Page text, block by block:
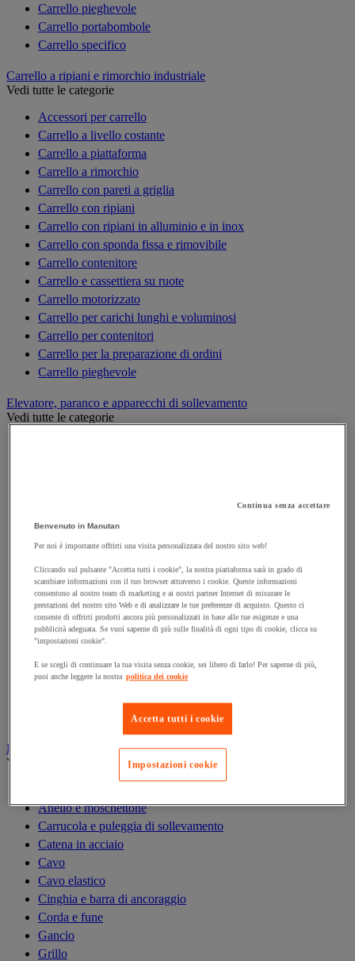
Carrello pieghevole
Carrello portabombole
Carrello specifico
Carrello a ripiani e rimorchio industriale
Vedi tutte le categorie
Accessori per carrello
Carrello a livello costante
Carrello a piattaforma
Carrello a rimorchio
Carrello con pareti a griglia
Carrello con ripiani
Carrello con ripiani in alluminio e in inox
Carrello con sponda fissa e rimovibile
Carrello contenitore
Carrello e cassettiera su ruote
Carrello motorizzato
Carrello per carichi lunghi e voluminosi
Carrello per contenitori
Carrello per la preparazione di ordini
Carrello pieghevole
Elevatore, paranco e apparecchi di sollevamento
Vedi tutte le categorie
Gru
Gru a portale da officina
Gru idraulica da officina
Magnete di sollevamento
Paranco di sollevamento
Ponte di carico e rampa di accesso
Rampa di sollevamento e cuneo per ruota
Solleva-pallet
Imbracatura e accessori di sollevamento
Vedi tutte le categorie
Anello e moschettone
Carrucola e puleggia di sollevamento
Catena in acciaio
Cavo
Cavo elastico
Cinghia e barra di ancoraggio
Corda e fune
Gancio
Grillo
Continua senza accettare
Benvenuto in Manutan
Per noi è importante offrirti una visita personalizzata del nostro sito web!
Cliccando sul pulsante "Accetta tutti i cookie", la nostra piattaforma sarà in grado di
scambiare informazioni con il tuo browser attraverso i cookie. Queste informazioni
consentono al nostro team di marketing e ai nostri partner Internet di misurare le
prestazioni del nostro sito Web e di analizzare le tue preferenze di acquisto. Questo ci
consente di offrirti prodotti ancora più personalizzati in base alle tue esigenze e una
pubblicità adeguata. Se vuoi saperne di più sulle finalità di ogni tipo di cookie, clicca su
"impostazioni cookie".
E se scegli di continuare la tua visita senza cookie, sei libero di farlo! Per saperne di più,
puoi anche leggere la nostra politica dei cookie
Accetta tutti i cookie
Impostazioni cookie